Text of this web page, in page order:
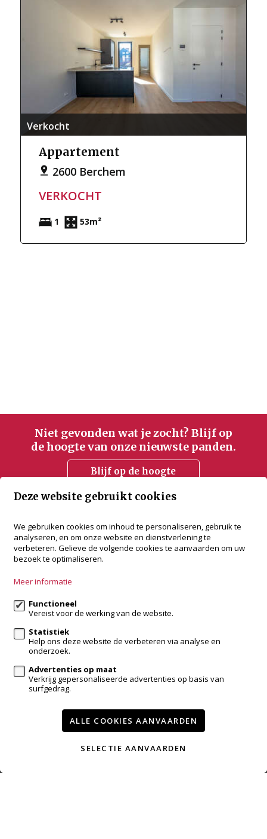
Verkocht
Appartement
2600 Berchem
VERKOCHT
1 53m²
Niet gevonden wat je zocht? Blijf op
de hoogte van onze nieuwste panden.
Blijf op de hoogte
accent vastgoed
Bredabaan 505
2930 Brasschaat
info@accentvastgoed.be
Volg ons op:
Te huur Referenties
Contact
Deze website gebruikt cookies
We gebruiken cookies om inhoud te personaliseren, gebruik te
analyseren, en om onze website en dienstverlening te
verbeteren. Gelieve de volgende cookies te aanvaarden om uw
bezoek te optimaliseren.
Meer informatie
Functioneel
Vereist voor de werking van de website.
Statistiek
Help ons deze website de verbeteren via analyse en
onderzoek.
Advertenties op maat
Verkrijg gepersonaliseerde advertenties op basis van
surfgedrag.
ALLE COOKIES AANVAARDEN
SELECTIE AANVAARDEN